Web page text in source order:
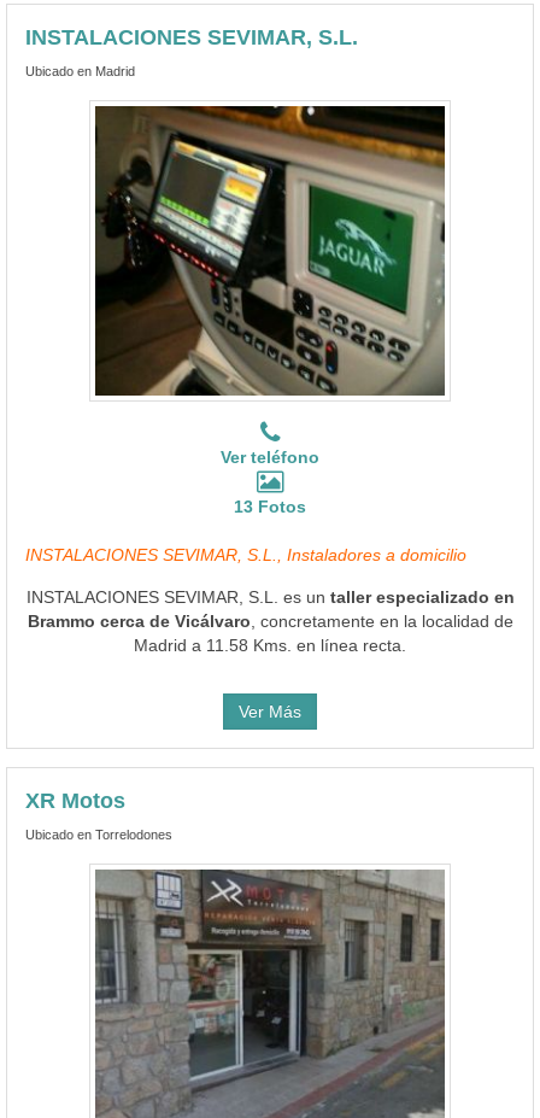
INSTALACIONES SEVIMAR, S.L.
Ubicado en Madrid
Ver teléfono
13 Fotos
INSTALACIONES SEVIMAR, S.L., Instaladores a domicilio
INSTALACIONES SEVIMAR, S.L. es un taller especializado en
Brammo cerca de Vicálvaro , concretamente en la localidad de
Madrid a 11.58 Kms. en línea recta.
Ver Más
XR Motos
Ubicado en Torrelodones